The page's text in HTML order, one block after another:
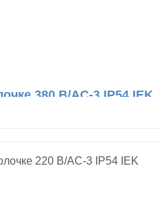
380 В/АС-3 IP54 IEK